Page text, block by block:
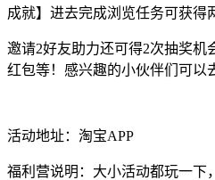
成就】进去完成浏览任务可获得
邀请2好友助力还可得2次抽奖机
红包等！感兴趣的小伙伴们可以
活动地址：淘宝APP
福利营说明：大小活动都玩一下